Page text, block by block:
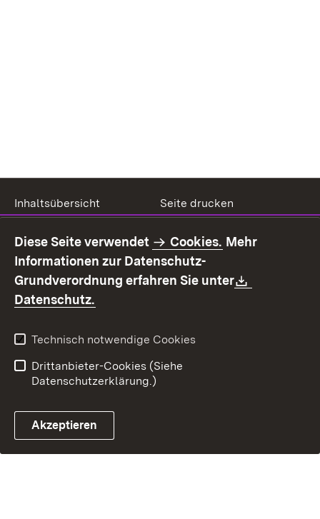
Inhaltsübersicht
Seite drucken
Benutzungshinweise
Erklärung zur
Barrierefreiheit
Kontakt
Fehlerhaften Link melden
Diese Seite verwendet Cookies. Mehr
Informationen zur Datenschutz-
Grundverordnung erfahren Sie unter
Datenschutz.
Technisch notwendige Cookies
Drittanbieter-Cookies (Siehe
Datenschutzerklärung.)
Akzeptieren